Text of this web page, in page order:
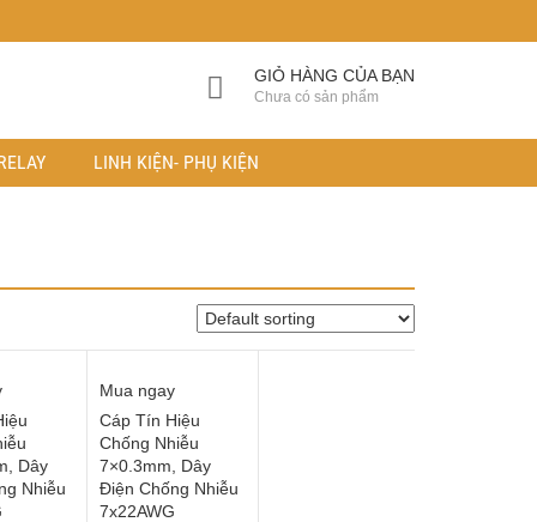
GIỎ HÀNG CỦA BẠN
Chưa có sản phẩm
LINH KIỆN- PHỤ KIỆN
Dây
Nhiễu
Mua ngay
Cáp Tín Hiệu
Chống Nhiễu
7×0.3mm, Dây
Điện Chống Nhiễu
7x22AWG